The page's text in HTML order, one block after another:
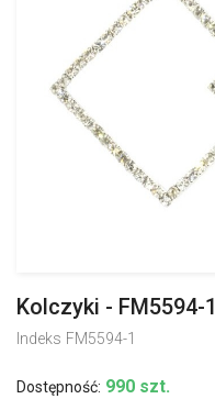
Kolczyki - FM5594-1
Indeks FM5594-1
Dostępność: 990 szt.